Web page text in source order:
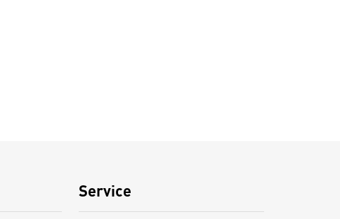
Service